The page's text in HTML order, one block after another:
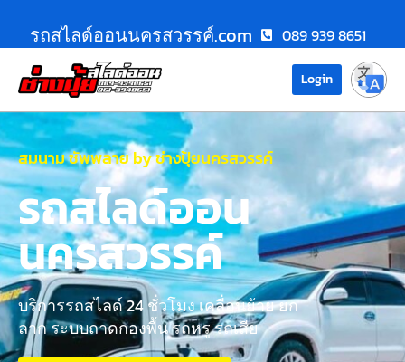
รถสไลด์ออนนครสวรรค์.com 089 939 8651
Login
สมนาม ซัพพลาย by ช่างปุ้ยนครสวรรค์
รถสไลด์ออน
นครสวรรค์
บริการรถสไลด์ 24 ชั่วโมง เคลื่อนย้าย ยก
ลาก ระบบถาดกองพื้น รถหรู รถเสีย